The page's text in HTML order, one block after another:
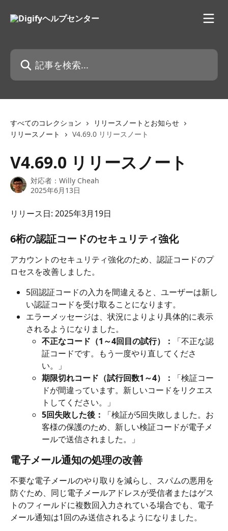
記事を検索...
すべてのコレクション
リリースノートとお知らせ
リリースノート
V4.69.0 リリースノート
V4.69.0 リリースノート
対応者： Willy Cheah
2025年6月13日
リリース日: 2025年3月19日
6桁の認証コードのセキュリティ強化
アカウントのセキュリティ強化のため、認証コードのプ
ロセスを改善しました。
5回認証コードの入力を間違えると、ユーザーは新し
い認証コードを受け取ることになります。
エラーメッセージは、状況によりより具体的に表示
されるようになりました。
不正なコード（1～4回目の試行）：
「不正な認
証コードです。もう一度やり直してくださ
い。」
期限切れコード（試行回数1～4）：
「検証コー
ドが間違っています。新しいコードをリクエス
トしてください。」
5回失敗した後：
「検証が5回失敗しました。お
客様の保護のため、新しい検証コードが電子メ
ールで送信されました。」
電子メール通知の処理の改善
不要な電子メールのやり取りを減らし、スパムの悪用を
防ぐため、同じ電子メールアドレスが受信者またはゲス
トのフィールドに複数回入力されている場合でも、電子
メール通知は1回のみ送信されるようになりました。